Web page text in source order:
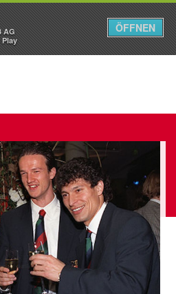
Menü
AG
ÖFFNEN